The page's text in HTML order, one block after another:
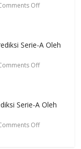
Off
Serie-A Oleh
Off
Serie-A Oleh
Off